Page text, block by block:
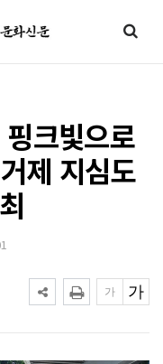
크빛으로
제 지심도